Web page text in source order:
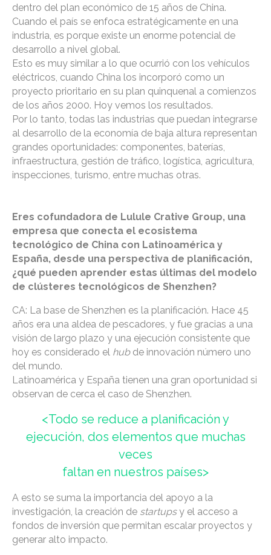
dentro del plan económico de 15 años de China.
Cuando el país se enfoca estratégicamente en una
industria, es porque existe un enorme potencial de
desarrollo a nivel global.
Esto es muy similar a lo que ocurrió con los vehículos
eléctricos, cuando China los incorporó como un
proyecto prioritario en su plan quinquenal a comienzos
de los años 2000. Hoy vemos los resultados.
Por lo tanto, todas las industrias que puedan integrarse
al desarrollo de la economía de baja altura representan
grandes oportunidades: componentes, baterías,
infraestructura, gestión de tráfico, logística, agricultura,
inspecciones, turismo, entre muchas otras.
Eres cofundadora de Lulule Crative Group, una
empresa que conecta el ecosistema
tecnológico de China con Latinoamérica y
España, desde una perspectiva de planificación,
¿qué pueden aprender estas últimas del modelo
de clústeres tecnológicos de Shenzhen?
CA: La base de Shenzhen es la planificación. Hace 45
años era una aldea de pescadores, y fue gracias a una
visión de largo plazo y una ejecución consistente que
hoy es considerado el hub de innovación número uno
del mundo.
Latinoamérica y España tienen una gran oportunidad si
observan de cerca el caso de Shenzhen.
<Todo se reduce a planificación y
ejecución, dos elementos que muchas
veces
faltan en nuestros países>
A esto se suma la importancia del apoyo a la
investigación, la creación de startupsy el acceso a
fondos de inversión que permitan escalar proyectos y
generar alto impacto.